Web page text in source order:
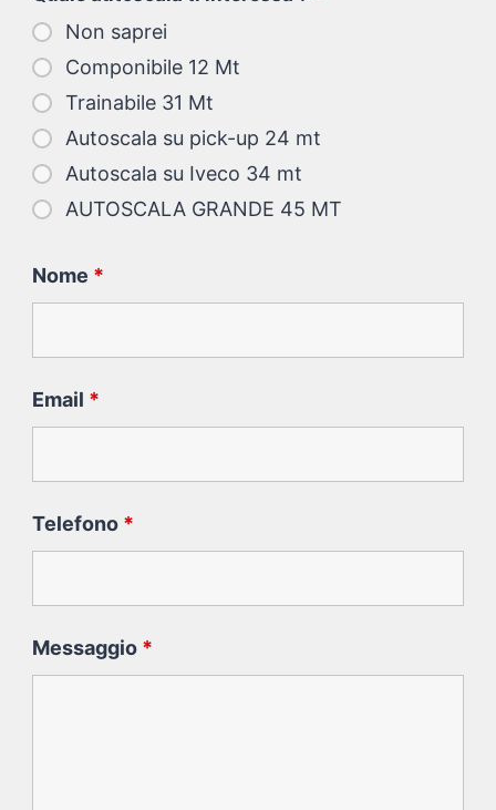
Non saprei
Componibile 12 Mt
Trainabile 31 Mt
Autoscala su pick-up 24 mt
Autoscala su Iveco 34 mt
AUTOSCALA GRANDE 45 MT
Nome *
Email *
Telefono *
Messaggio *